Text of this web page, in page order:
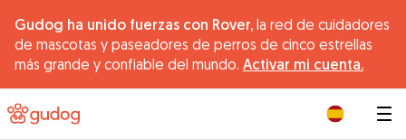
Gudog ha unido fuerzas con Rover, la red de cuidadores
de mascotas y paseadores de perros de cinco estrellas
más grande y confiable del mundo. Activar mi cuenta.